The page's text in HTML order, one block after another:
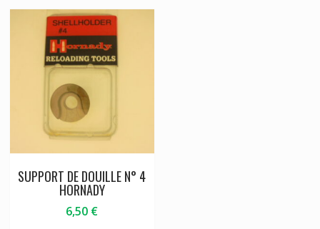
SUPPORT DE DOUILLE N° 4
HORNADY
6,50 €